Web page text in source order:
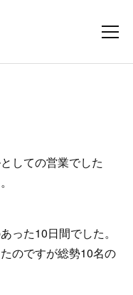
しての営業でした
った10日間でした。
のですが総勢10名の